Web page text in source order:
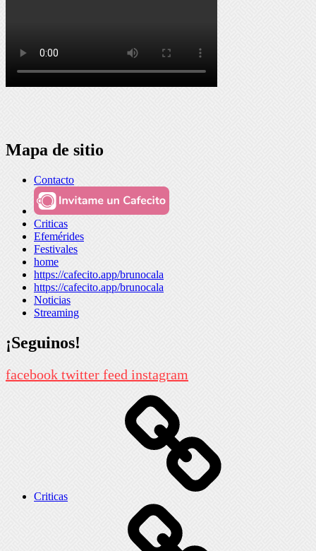
Mapa de sitio
Contacto
Criticas
Efemérides
Festivales
home
https://cafecito.app/brunocala
https://cafecito.app/brunocala
Noticias
Streaming
¡Seguinos!
facebook twitter feed instagram
Criticas